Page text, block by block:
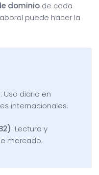
dominio de cada
puede hacer la
: Uso diario en
internacionales.
: Lectura y
mercado.